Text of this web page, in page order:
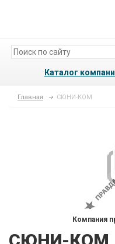
Каталог
Главная СЮНИ-КОМ
Компания